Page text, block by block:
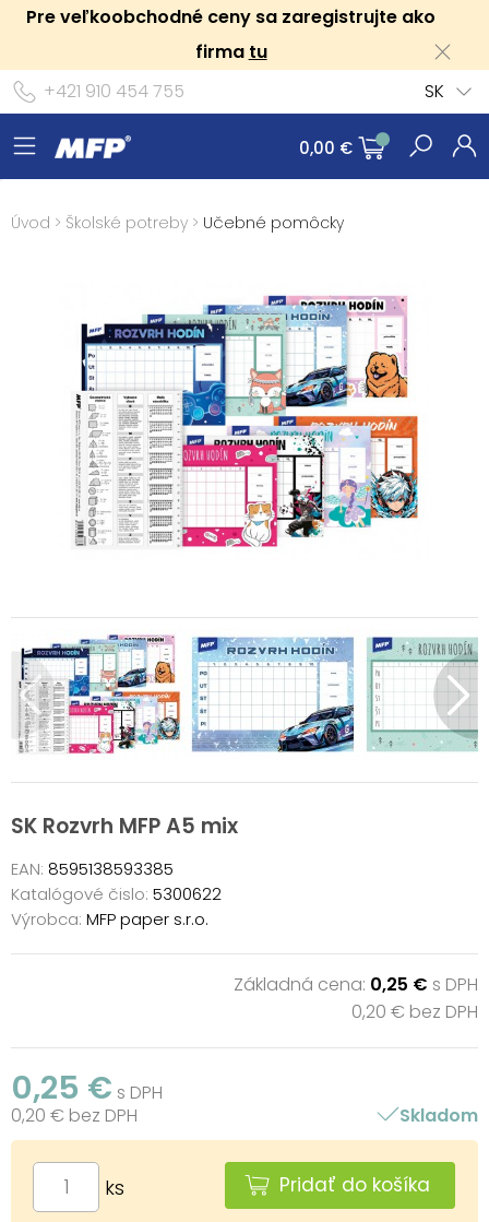
Pre veľkoobchodné ceny sa zaregistrujte ako
firma tu
+421 910 454 755
SK
0,00 €
Úvod > Školské potreby > Učebné pomôcky
SK Rozvrh MFP A5 mix
EAN: 8595138593385
Katalógové čislo: 5300622
Výrobca: MFP paper s.r.o.
Základná cena: 0,25 € s DPH
0,20 € bez DPH
0,25 € s DPH
0,20 € bez DPH
Skladom
ks Pridať do košíka